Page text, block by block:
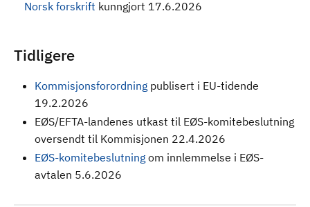
Norsk forskrift kunngjort 17.6.2026
Tidligere
Kommisjonsforordning publisert i EU-tidende
19.2.2026
EØS/EFTA-landenes utkast til EØS-komitebeslutning
oversendt til Kommisjonen 22.4.2026
EØS-komitebeslutning om innlemmelse i EØS-
avtalen 5.6.2026